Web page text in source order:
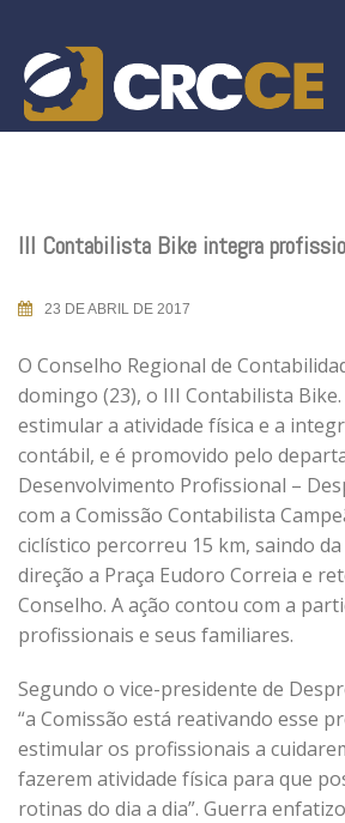
content
III Contabilista Bike integra
23 DE ABRIL DE 2017
O Conselho Regional de
domingo (23), o III Contabilista
estimular a atividade física e a
contábil, e é promovido pelo
Desenvolvimento Profissional –
com a Comissão Contabilista
ciclístico percorreu 15 km, saindo da
direção a Praça Eudoro Correia e
Conselho. A ação contou com a
profissionais e seus familiares.
Segundo o vice-presidente de
“a Comissão está reativando esse
estimular os profissionais a
fazerem atividade física para que
rotinas do dia a dia”. Guerra